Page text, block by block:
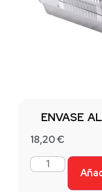
ENVASE
18,20€